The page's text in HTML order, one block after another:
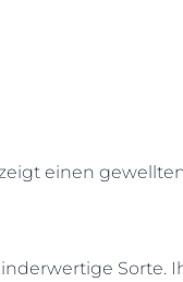
einen
Sorte.